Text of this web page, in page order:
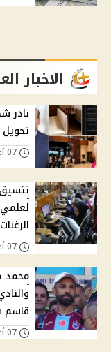
الاخبار
نادر
الرغبات
محمد
قاسم